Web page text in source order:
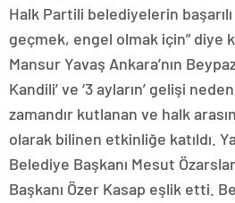
Halk Partili belediyelerin başarılı
geçmek, engel olmak için” diye
Mansur Yavaş Ankara’nın
Kandili’ ve ‘3 ayların’ gelişi
zamandır kutlanan ve halk
olarak bilinen etkinliğe katıldı.
Belediye Başkanı Mesut
Başkanı Özer Kasap eşlik etti.